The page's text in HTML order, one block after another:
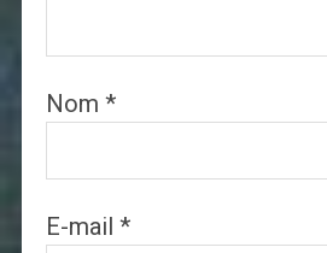
Nom *
E-mail *